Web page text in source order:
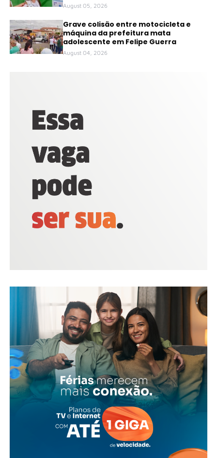
August 05, 2026
Grave colisão entre motocicleta e
máquina da prefeitura mata
adolescente em Felipe Guerra
August 04, 2026